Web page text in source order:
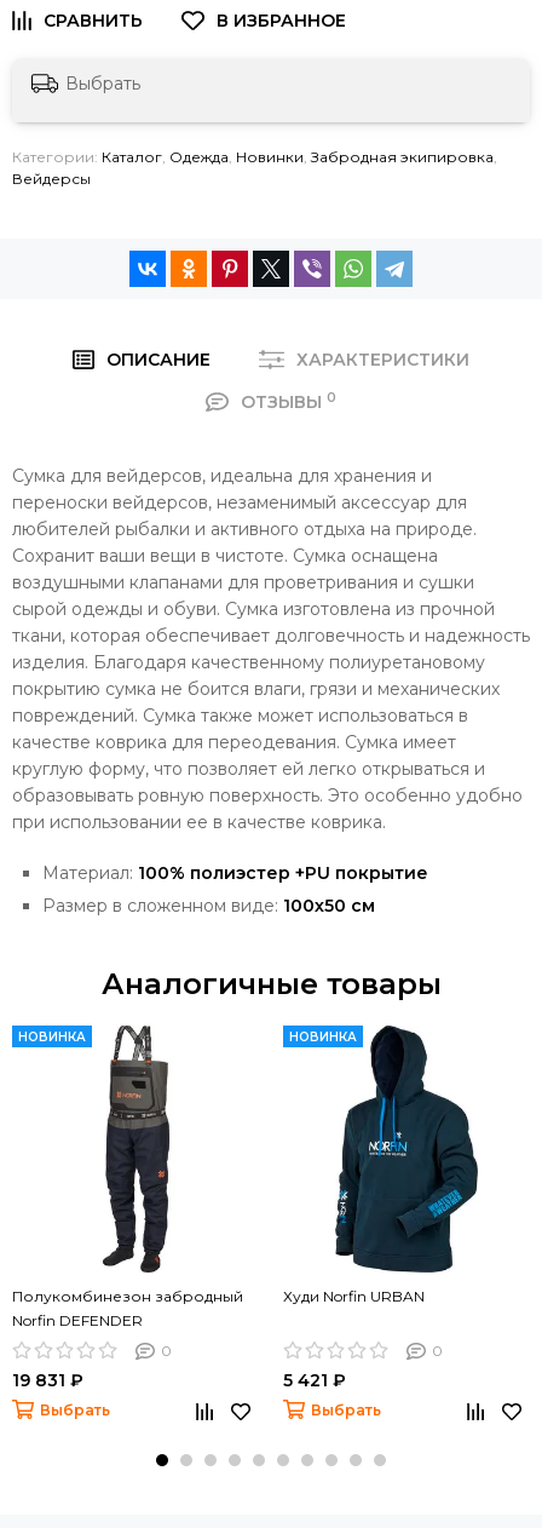
Выбрать
Категории: Каталог, Одежда, Новинки,Забродная экипировка,
Вейдерсы
ОПИСАНИЕ
ХАРАКТЕРИСТИКИ
ОТЗЫВЫ 0
Сумка для вейдерсов, идеальна для хранения и
переноски вейдерсов, незаменимый аксессуар для
любителей рыбалки и активного отдыха на природе.
Сохранит ваши вещи в чистоте. Сумка оснащена
воздушными клапанами для проветривания и сушки
сырой одежды и обуви. Сумка изготовлена из прочной
ткани, которая обеспечивает долговечность и надежность
изделия. Благодаря качественному полиуретановому
покрытию сумка не боится влаги, грязи и механических
повреждений. Сумка также может использоваться в
качестве коврика для переодевания. Сумка имеет
круглую форму, что позволяет ей легко открываться и
образовывать ровную поверхность. Это особенно удобно
при использовании ее в качестве коврика.
Материал: 100% полиэстер +PU покрытие
Размер в сложенном виде: 100х50 см
Аналогичные товары
НОВИНКА
Полукомбинезон забродный
Norfin DEFENDER
0
19 831 ₽
Выбрать
НОВИНКА
Худи Norfin URBAN
0
5 421 ₽
Выбрать